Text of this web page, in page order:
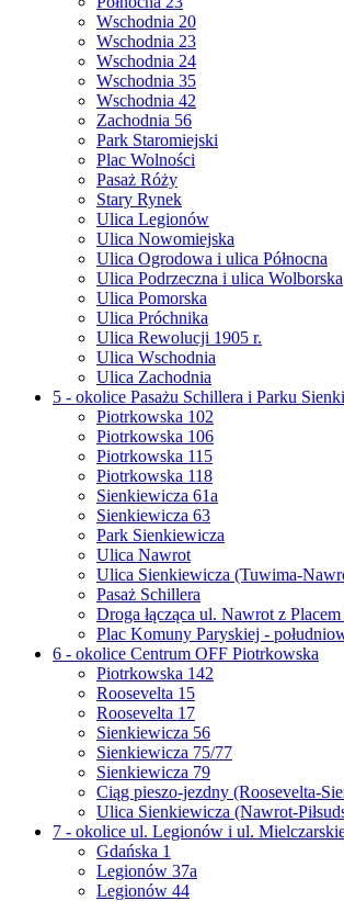
Wschodnia 20
Wschodnia 23
Wschodnia 24
Wschodnia 35
Wschodnia 42
Zachodnia 56
Park Staromiejski
Plac Wolności
Pasaż Róży
Stary Rynek
Ulica Legionów
Ulica Nowomiejska
Ulica Ogrodowa i ulica Północna
Ulica Podrzeczna i ulica Wolborska
Ulica Pomorska
Ulica Próchnika
Ulica Rewolucji 1905 r.
Ulica Wschodnia
Ulica Zachodnia
5 - okolice Pasażu Schillera i Parku
Piotrkowska 102
Piotrkowska 106
Piotrkowska 115
Piotrkowska 118
Sienkiewicza 61a
Sienkiewicza 63
Park Sienkiewicza
Ulica Nawrot
Ulica Sienkiewicza (Tuwima-
Pasaż Schillera
Droga łącząca ul. Nawrot z
Plac Komuny Paryskiej -
6 - okolice Centrum OFF Piotrkowska
Piotrkowska 142
Roosevelta 15
Roosevelta 17
Sienkiewicza 56
Sienkiewicza 75/77
Sienkiewicza 79
Ciąg pieszo-jezdny (Roosevelta-
Ulica Sienkiewicza (Nawrot-
7 - okolice ul. Legionów i ul.
Gdańska 1
Legionów 37a
Legionów 44